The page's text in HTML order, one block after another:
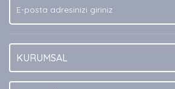
Bu ürüne benzer farklı alternatifler olmalı.
KURUMSAL